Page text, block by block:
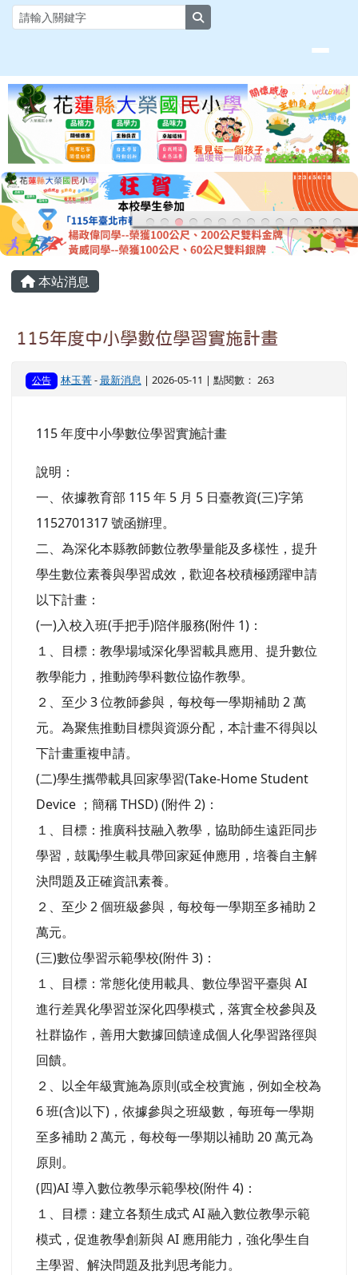
跳至主內容區
花蓮縣大榮國小全球資訊網
主內容區域
本站消息
115年度中小學數位學習實施計畫
公告 林玉菁-最新消息 | 2026-05-11 | 點閱數： 263
115 年度中小學數位學習實施計畫
說明：
一、依據教育部 115 年 5 月 5 日臺教資(三)字第
1152701317 號函辦理。
二、為深化本縣教師數位教學量能及多樣性，提升
學生數位素養與學習成效，歡迎各校積極踴躍申請
以下計畫：
(一)入校入班(手把手)陪伴服務(附件 1)：
１、目標：教學場域深化學習載具應用、提升數位
教學能力，推動跨學科數位協作教學。
２、至少 3 位教師參與，每校每一學期補助 2 萬
元。為聚焦推動目標與資源分配，本計畫不得與以
下計畫重複申請。
(二)學生攜帶載具回家學習(Take-Home Student
Device ；簡稱 THSD) (附件 2)：
１、目標：推廣科技融入教學，協助師生遠距同步
學習，鼓勵學生載具帶回家延伸應用，培養自主解
決問題及正確資訊素養。
２、至少 2 個班級參與，每校每一學期至多補助 2
萬元。
(三)數位學習示範學校(附件 3)：
１、目標：常態化使用載具、數位學習平臺與 AI
進行差異化學習並深化四學模式，落實全校參與及
社群協作，善用大數據回饋達成個人化學習路徑與
回饋。
２、以全年級實施為原則(或全校實施，例如全校為
6 班(含)以下)，依據參與之班級數，每班每一學期
至多補助 2 萬元，每校每一學期以補助 20 萬元為
原則。
(四)AI 導入數位教學示範學校(附件 4)：
１、目標：建立各類生成式 AI 融入數位教學示範
模式，促進教學創新與 AI 應用能力，強化學生自
主學習、解決問題及批判思考能力。
頁尾區域